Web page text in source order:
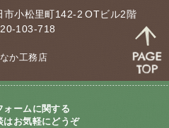
小松里町142-2 OTビル2階
103-718
か工務店
ォームに関する
はお気軽にどうぞ